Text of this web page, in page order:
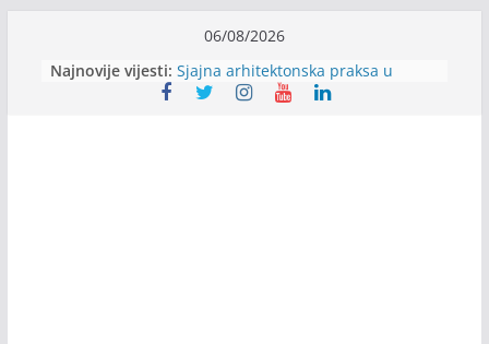
content
06/08/2026
Najnovije vijesti: Sjajna arhitektonska praksa u
Švajcarskoj